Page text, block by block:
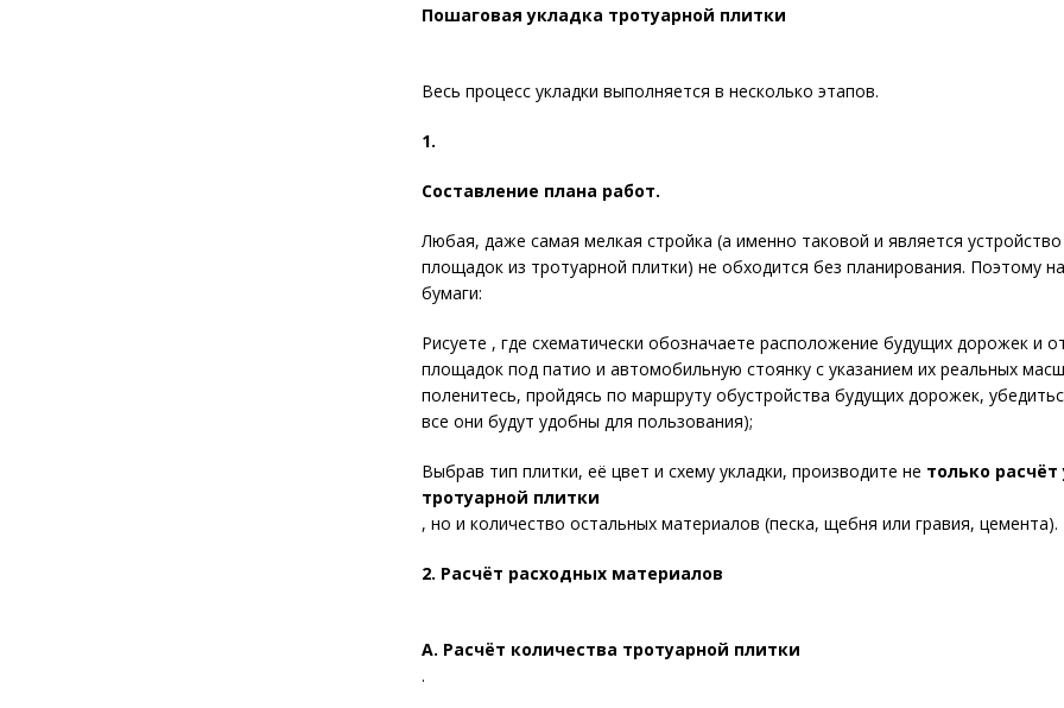
Пошаговая укладка тротуарной плитки
Весь процесс укладки выполняется в несколько этапов.
1.
Составление плана работ.
Любая, даже самая мелкая стройка (а именно таковой и является
площадок из тротуарной плитки) не обходится без планирования. Поэтому
бумаги:
Рисуете , где схематически обозначаете расположение будущих дорожек и
площадок под патио и автомобильную стоянку с указанием их реальных
поленитесь, пройдясь по маршруту обустройства будущих дорожек,
все они будут удобны для пользования);
Выбрав тип плитки, её цвет и схему укладки, производите не только
тротуарной плитки
, но и количество остальных материалов (песка, щебня или гравия, цемента).
2. Расчёт расходных материалов
А. Расчёт количества тротуарной плитки
.